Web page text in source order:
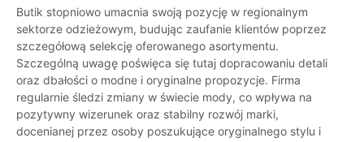
Butik stopniowo umacnia swoją pozycję w regionalnym
sektorze odzieżowym, budując zaufanie klientów poprzez
szczegółową selekcję oferowanego asortymentu.
Szczególną uwagę poświęca się tutaj dopracowaniu detali
oraz dbałości o modne i oryginalne propozycje. Firma
regularnie śledzi zmiany w świecie mody, co wpływa na
pozytywny wizerunek oraz stabilny rozwój marki,
docenianej przez osoby poszukujące oryginalnego stylu i